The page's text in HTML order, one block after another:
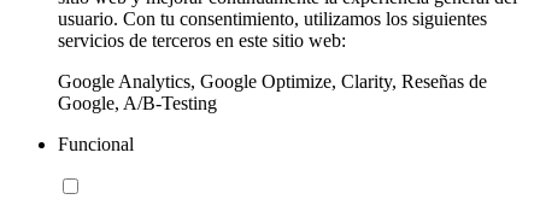
usuario. Con tu consentimiento, utilizamos los siguientes
servicios de terceros en este sitio web:
Google Analytics, Google Optimize, Clarity, Reseñas de
Google, A/B-Testing
Funcional